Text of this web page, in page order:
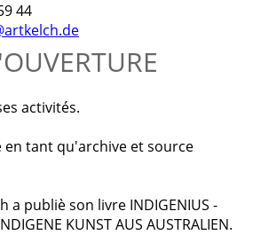
44
activités.
en tant qu'archive et source
a publiè son livre INDIGENIUS -
KUNST AUS AUSTRALIEN.